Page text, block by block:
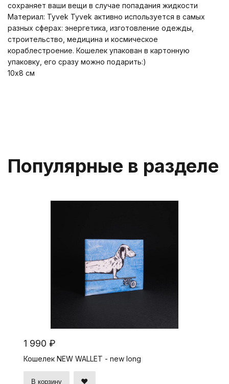
сохраняет ваши вещи в случае попадания жидкости
Материал: Tyvek Tyvek активно используется в самых
разных сферах: энергетика, изготовление одежды,
строительство, медицина и космическое
кораблестроение. Кошелек упакован в картонную
упаковку, его сразу можно подарить:)
10x8 см
Популярные в разделе
1 990 ₽
Кошелек NEW WALLET - new long
В корзину